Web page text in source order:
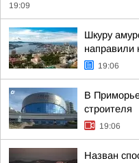
19:09
Шкуру
направили
19:06
В
строителя
19:06
Назван